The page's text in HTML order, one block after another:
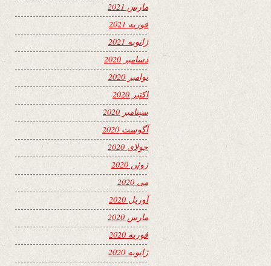
مارس 2021
فوریه 2021
ژانویه 2021
دسامبر 2020
نوامبر 2020
اکتبر 2020
سپتامبر 2020
آگوست 2020
جولای 2020
ژوئن 2020
می 2020
آوریل 2020
مارس 2020
فوریه 2020
ژانویه 2020